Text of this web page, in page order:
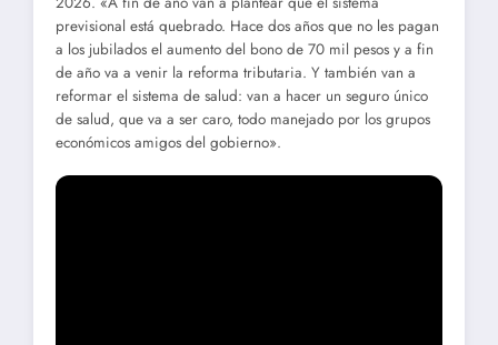
previsional está quebrado. Hace dos años que no les pagan
a los jubilados el aumento del bono de 70 mil pesos y a fin
de año va a venir la reforma tributaria. Y también van a
reformar el sistema de salud: van a hacer un seguro único
de salud, que va a ser caro, todo manejado por los grupos
económicos amigos del gobierno».